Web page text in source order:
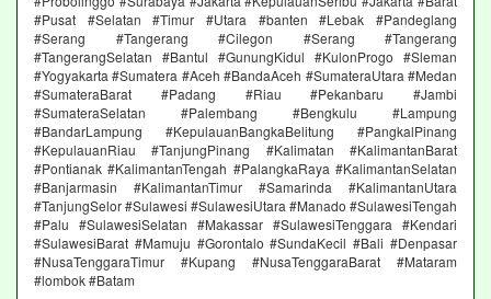
#Pusat #Selatan #Timur #Utara #banten #Lebak #Pandeglang
#Serang #Tangerang #Cilegon #Serang #Tangerang
#TangerangSelatan #Bantul #GunungKidul #KulonProgo #Sleman
#Yogyakarta #Sumatera #Aceh #BandaAceh #SumateraUtara #Medan
#SumateraBarat #Padang #Riau #Pekanbaru #Jambi
#SumateraSelatan #Palembang #Bengkulu #Lampung
#BandarLampung #KepulauanBangkaBelitung #PangkalPinang
#KepulauanRiau #TanjungPinang #Kalimatan #KalimantanBarat
#Pontianak #KalimantanTengah #PalangkaRaya #KalimantanSelatan
#Banjarmasin #KalimantanTimur #Samarinda #KalimantanUtara
#TanjungSelor #Sulawesi #SulawesiUtara #Manado #SulawesiTengah
#Palu #SulawesiSelatan #Makassar #SulawesiTenggara #Kendari
#SulawesiBarat #Mamuju #Gorontalo #SundaKecil #Bali #Denpasar
#NusaTenggaraTimur #Kupang #NusaTenggaraBarat #Mataram
#lombok #Batam